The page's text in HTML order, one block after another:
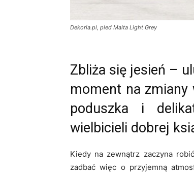
Dekoria.pl, pled Malta Light Grey
Zbliża się jesień –
moment na zmiany
poduszka i
wielbicieli dobrej
Kiedy na zewnątrz zaczyna
zadbać więc o przyjemną